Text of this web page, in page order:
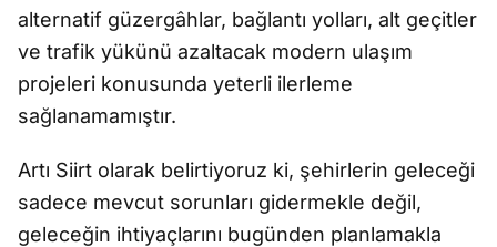
alternatif güzergâhlar, bağlantı yolları, alt geçitler
ve trafik yükünü azaltacak modern ulaşım
projeleri konusunda yeterli ilerleme
sağlanamamıştır.
Artı Siirt olarak belirtiyoruz ki, şehirlerin geleceği
sadece mevcut sorunları gidermekle değil,
geleceğin ihtiyaçlarını bugünden planlamakla